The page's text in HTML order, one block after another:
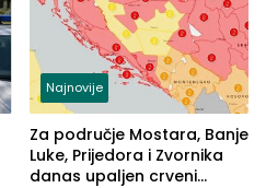
Najnovije
Za područje Mostara, Banje
Luke, Prijedora i Zvornika
danas upaljen crveni